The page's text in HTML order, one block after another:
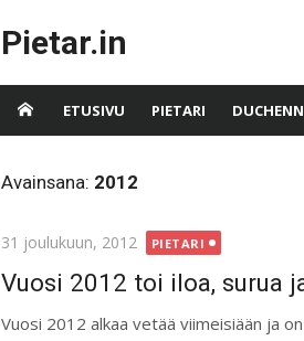
Pietar.in
ETUSIVU PIETARI
Avainsana: 2012
Posted
31 joulukuun, 2012 PIETARI
Vuosi 2012 toi iloa, surua
Vuosi 2012 alkaa vetää viimeisiään ja